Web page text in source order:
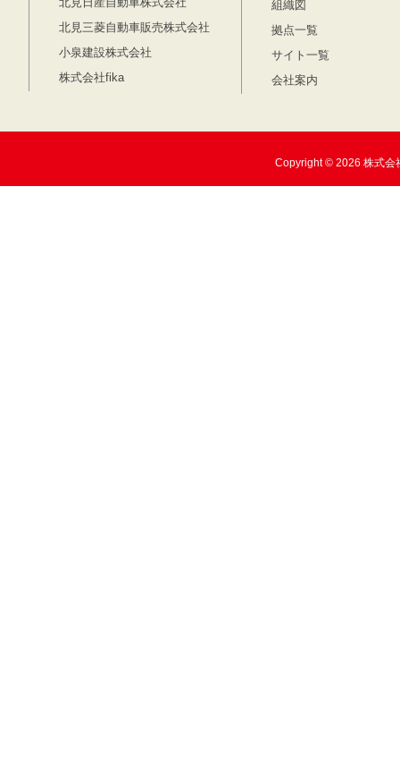
北見日産自動車株式会社
北見三菱自動車販売株式会社
小泉建設株式会社
株式会社fika
組織図
拠点一覧
サイト一覧
会社案内
Copyright © 2026 株式会